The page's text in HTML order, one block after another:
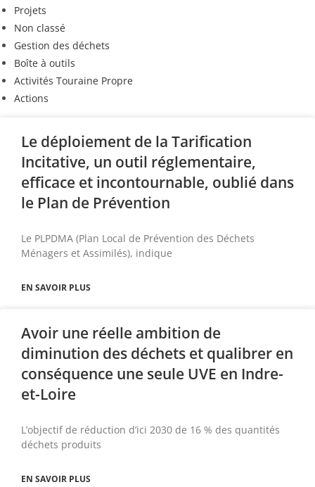
Projets
Non classé
Gestion des déchets
Boîte à outils
Activités Touraine Propre
Actions
Le déploiement de la Tarification
Incitative, un outil réglementaire,
efficace et incontournable, oublié dans
le Plan de Prévention
Le PLPDMA (Plan Local de Prévention des Déchets
Ménagers et Assimilés), indique
EN SAVOIR PLUS
Avoir une réelle ambition de
diminution des déchets et qualibrer en
conséquence une seule UVE en Indre-
et-Loire
L’objectif de réduction d’ici 2030 de 16 % des quantités
déchets produits
EN SAVOIR PLUS